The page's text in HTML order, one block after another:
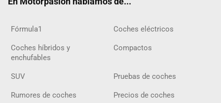
Fórmula1 Coches eléctricos
Coches híbridos y
enchufables
Compactos
SUV Pruebas de coches
Rumores de coches Precios de coches